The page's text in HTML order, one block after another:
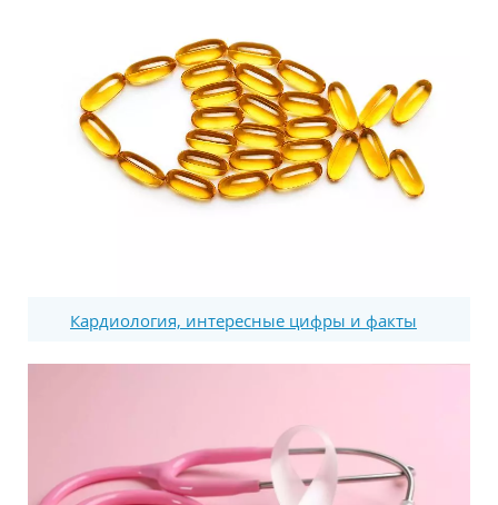
Кардиология, интересные цифры и факты